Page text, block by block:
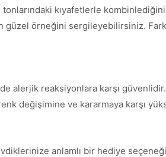
kıyafetlerle
güzel örneğini sergileyebilirsiniz.
alerjik reaksiyonlara karşı güvenlidir.
değişimine ve kararmaya karşı
anlamlı bir hediye